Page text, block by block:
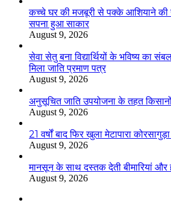
कच्चे घर की मजबूरी से पक्के आशियाने की
सपना हुआ साकार
August 9, 2026
सेवा सेतु बना विद्यार्थियों के भविष्य का
मिला जाति प्रमाण पत्र
August 9, 2026
अनुसूचित जाति उपयोजना के तहत
August 9, 2026
21 वर्षों बाद फिर खुला मेटापारा
August 9, 2026
मानसून के साथ दस्तक देती बीमारियां और
August 9, 2026